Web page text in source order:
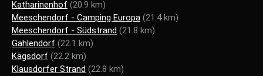
Katharinenhof (20.9 km)
Meeschendorf - Camping Europa (21.4 km)
Meeschendorf - Südstrand (21.8 km)
Gahlendorf (22.1 km)
Kägsdorf (22.2 km)
Klausdorfer Strand (22.8 km)